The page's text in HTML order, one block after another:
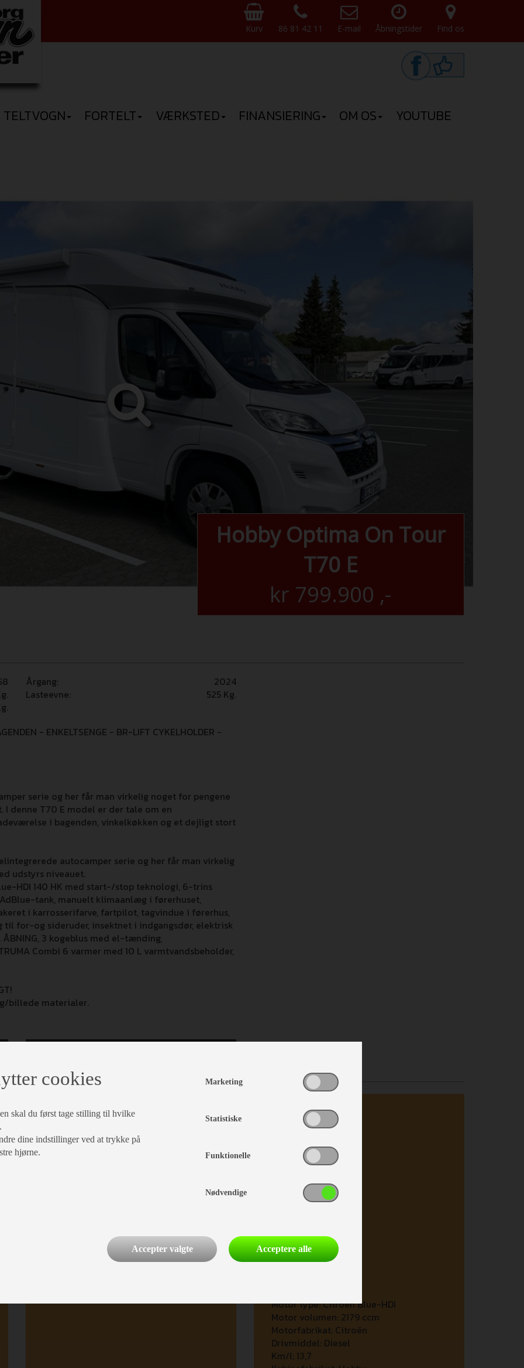
Kurv 86 81 42 11 E-mail Åbningstider Find os
TELTVOGN FORTELT VÆRKSTED FINANSIERING OM OS YOUTUBE
Hobby Optima On Tour
T70 E
kr 799.900 ,-
Årgang:
2024
Lasteevne: 525 Kg.
- ENKELTSENGE - BR-LIFT CYKELHOLDER -
serie og her får man virkelig noget for pengene
denne T70 E model er der tale om en
i bagenden, vinkelkøkken og et dejligt stort
autocamper serie og her får man virkelig
udstyrs niveauet.
HDI 140 HK med start-/stop teknologi, 6-trins
tank, manuelt klimaanlæg i førerhuset,
i karrosserifarve, fartpilot, tagvindue i førerhus,
for-og sideruder, insektnet i indgangsdør, elektrisk
ÅBNING, 3 kogeblus med el-tænding,
Combi 6 varmer med 10 L varmtvandsbeholder,
billede materialer.
Indretning
Enkeltsenge
200 x 81 cm + 196 x 81 cm
Auto Camper
Servostyring
Katalysator
Partikelfilter
Android Auto
Apple Carplay
Justerbart rat
Motor type:Citroen Blue-HDI
Motor volumen: 2179 ccm
Motorfabrikat: Citroën
Drivmiddel: Diesel
Km/l: 13,7
cookies
skal du først tage stilling til hvilke
dine indstillinger ved at trykke på
hjørne.
Marketing
Statistiske
Funktionelle
Nødvendige
Accepter valgte Acceptere alle